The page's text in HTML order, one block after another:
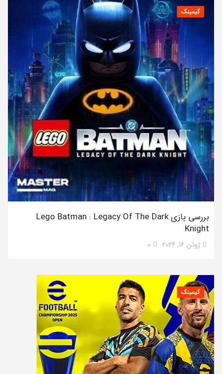
گیمینگ
بررسی بازی Lego Batman : Legacy Of The Dark
Knight
ژوئن 16, 2026 0
گیمینگ